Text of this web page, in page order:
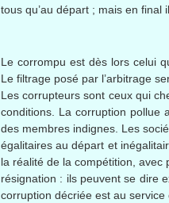
tous qu’au départ ; mais en final il
Le corrompu est dès lors celui
Le filtrage posé par l’arbitrage
Lescorrupteurs sont ceuxqui
conditions. La corruption pollue
des membres indignes . Les
égalitaires audépart et
la réalité de lacompétition ,avec
résignation : ils peuvent se dire
corruptiondécriée est au